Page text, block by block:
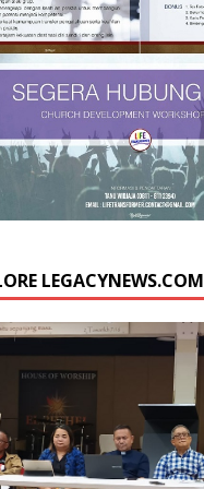
LEGACYNEWS.COM